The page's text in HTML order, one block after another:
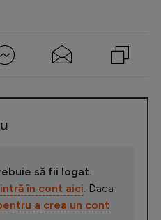
să fii logat.
intră în cont aici . Daca
a crea un cont